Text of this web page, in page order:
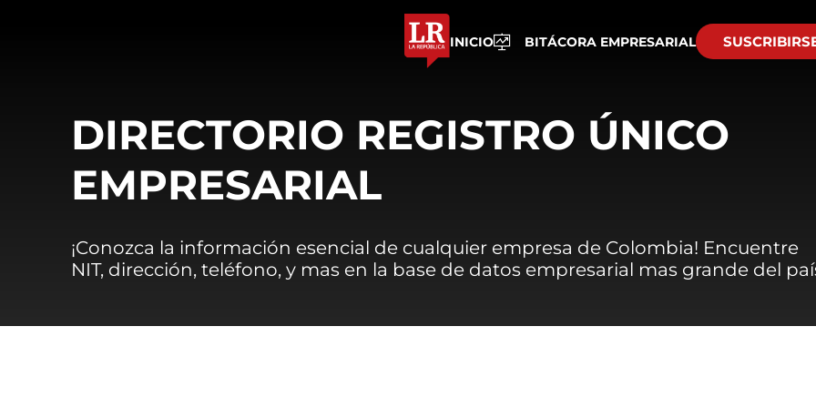
INICIO BITÁCORA EMPRESARIAL
DIRECTORIO REGISTRO ÚNICO
EMPRESARIAL
¡Conozca la información esencial de cualquier empresa de Colombia! Encuentre
NIT, dirección, teléfono, y mas en la base de datos empresarial mas grande del